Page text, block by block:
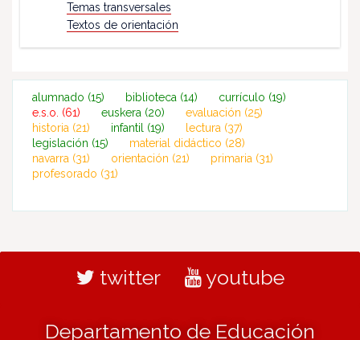
Temas transversales
Textos de orientación
alumnado (15) biblioteca (14) currículo (19)
e.s.o. (61) euskera (20) evaluación (25)
historia (21) infantil (19) lectura (37)
legislación (15) material didáctico (28)
navarra (31) orientación (21) primaria (31)
profesorado (31)
twitter youtube
Departamento de Educación